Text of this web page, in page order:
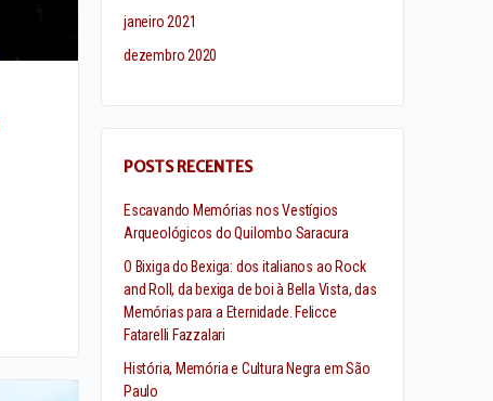
janeiro 2021
dezembro 2020
POSTS RECENTES
Escavando Memórias nos Vestígios
Arqueológicos do Quilombo Saracura
O Bixiga do Bexiga: dos italianos ao Rock
and Roll, da bexiga de boi à Bella Vista, das
Memórias para a Eternidade. Felicce
Fatarelli Fazzalari
História, Memória e Cultura Negra em São
Paulo